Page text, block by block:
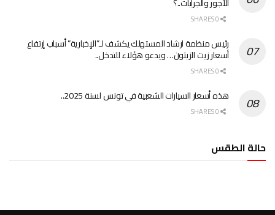
رئيس منظمة ارشاد المستهلك يكشف لـ”الإخبارية” أسباب إرتفاع
أسعار زيت الزيتون… ويدعو هؤلاء للتدخل..
هذه أسعار السيارات الشعبية في تونس لسنة 2025..
حالة الطقس